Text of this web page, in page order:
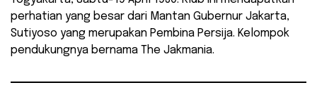
perhatian yang besar dari Mantan Gubernur Jakarta,
Sutiyoso yang merupakan Pembina Persija. Kelompok
pendukungnya bernama The Jakmania.